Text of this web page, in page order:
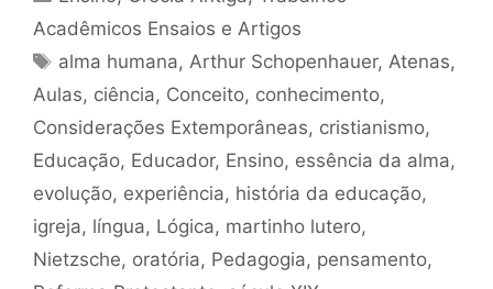
Acadêmicos Ensaios e Artigos
Tags
alma humana,Arthur Schopenhauer,Atenas,
Aulas, ciência, Conceito, conhecimento,
Considerações Extemporâneas, cristianismo,
Educação, Educador, Ensino, essência da alma,
evolução, experiência, história da educação,
igreja, língua, Lógica, martinho lutero,
Nietzsche, oratória, Pedagogia, pensamento,